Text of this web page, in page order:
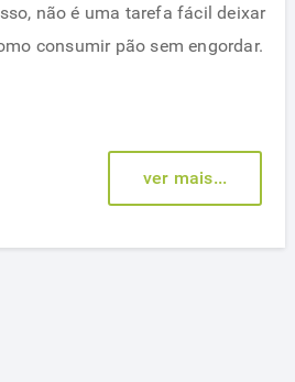
não é uma tarefa fácil deixar
consumir pão sem engordar.
ver mais...